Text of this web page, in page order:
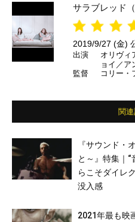
サラブレッド（
2019/9/27 (金)
出演
オリヴィ
ョイ／
監督
コリー・
関
『サウンド・
と～』特集｜“
らこそダイレ
没入感
2021年最も映